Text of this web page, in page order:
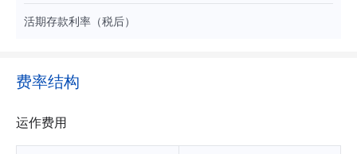
活期存款利率（税后）
费率结构
运作费用